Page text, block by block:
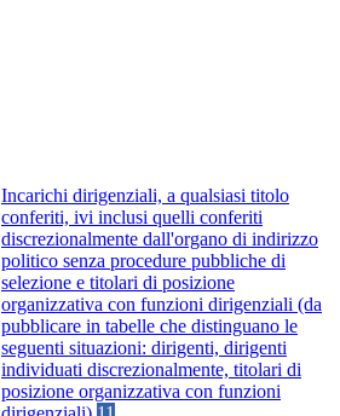
Incarichi dirigenziali, a qualsiasi titolo
conferiti, ivi inclusi quelli conferiti
discrezionalmente dall'organo di indirizzo
politico senza procedure pubbliche di
selezione e titolari di posizione
organizzativa con funzioni dirigenziali (da
pubblicare in tabelle che distinguano le
seguenti situazioni: dirigenti, dirigenti
individuati discrezionalmente, titolari di
posizione organizzativa con funzioni